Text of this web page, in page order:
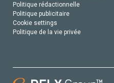
Politique rédactionnelle
Politique publicitaire
Cookie settings
Politique de la vie privée